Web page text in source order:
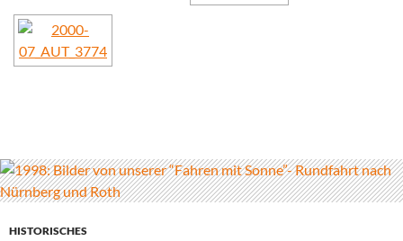
HISTORISCHES